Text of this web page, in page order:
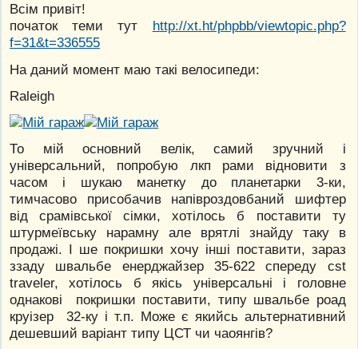
Всім привіт!
початок теми тут http://xt.ht/phpbb/viewtopic.php?
f=31&t=336555
На даний момент маю такі велосипеди:
Raleigh
То мій основний велік, самий зручний і
універсальний, попробую лкп рами відновити з
часом і шукаю манетку до планетарки 3-ки,
тимчасово присобачив напівроздовбаний шифтер
від срамівської сімки, хотілось б поставити ту
штурмеївську нарамну але врятлі знайду таку в
продажі. І ше покришки хочу інші поставити, зараз
ззаду швальбе енерджайзер 35-622 спереду cst
traveler, хотілось б якісь універсальні і головне
однакові покришки поставити, типу швальбе роад
круізер 32-ку і т.п. Може є якийсь альтернативний
дешевший варіант типу ЦСТ чи чаоянгів?